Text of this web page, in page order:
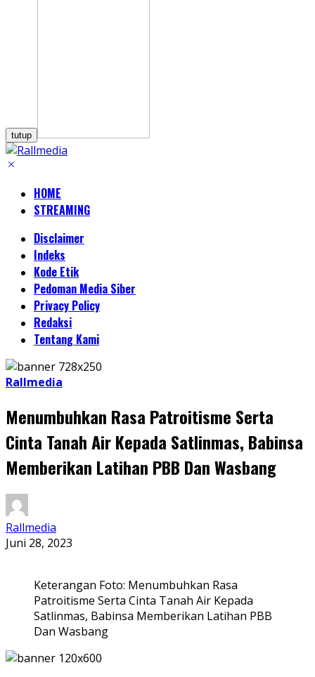
tutup
HOME
STREAMING
Disclaimer
Indeks
Kode Etik
Pedoman Media Siber
Privacy Policy
Redaksi
Tentang Kami
Rallmedia
Menumbuhkan Rasa Patroitisme Serta
Cinta Tanah Air Kepada Satlinmas, Babinsa
Memberikan Latihan PBB Dan Wasbang
Rallmedia
Juni 28, 2023
Keterangan Foto: Menumbuhkan Rasa
Patroitisme Serta Cinta Tanah Air Kepada
Satlinmas, Babinsa Memberikan Latihan PBB
Dan Wasbang